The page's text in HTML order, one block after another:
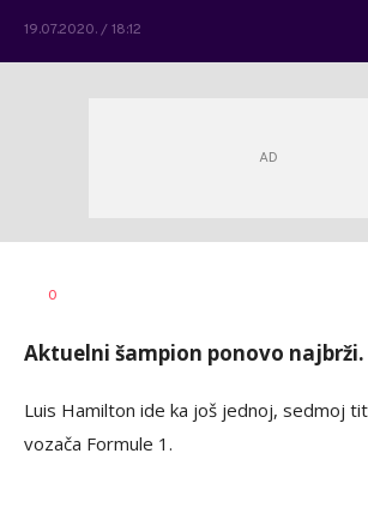
19.07.2020. / 18:12
AUTOR
0
Aktuelni šampion ponovo najbrži.
Luis Hamilton ide ka još jednoj, sedmoj
vozača Formule 1.